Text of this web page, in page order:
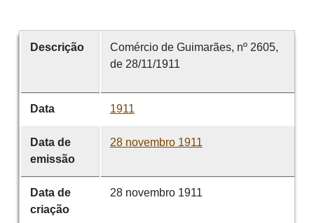
Descrição
Comércio de Guimarães, nº 2605,
de 28/11/1911
Data 1911
Data de
emissão
28 novembro 1911
Data de
criação
28 novembro 1911